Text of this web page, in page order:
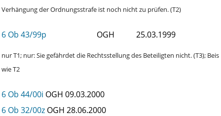
Verhängung der Ordnungsstrafe ist noch nicht zu prüfen. (T2)
6 Ob 43/99p OGH 25.03.1999
nur T1; nur: Sie gefährdet die Rechtsstellung des Beteiligten nicht. (T3); Beis
wie T2
6 Ob 44/00i OGH 09.03.2000
6 Ob 32/00z OGH 28.06.2000